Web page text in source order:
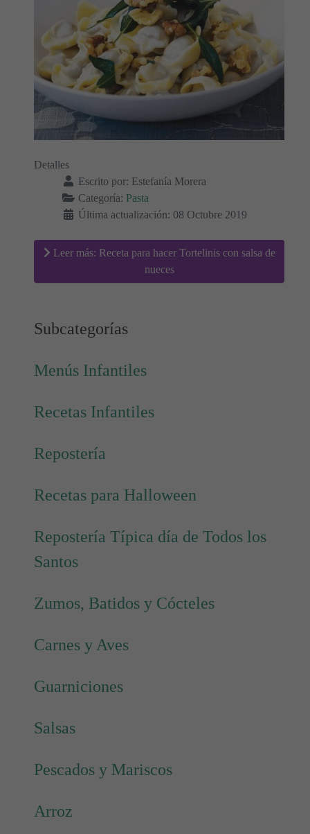
Detalles
Escrito por: Estefanía Morera
Categoría: Pasta
Última actualización: 08 Octubre 2019
Leer más: Receta para hacer Tortelinis con salsa de
nueces
Subcategorías
Menús Infantiles
Recetas Infantiles
Repostería
Recetas para Halloween
Repostería Típica día de Todos los
Santos
Zumos, Batidos y Cócteles
Carnes y Aves
Guarniciones
Salsas
Pescados y Mariscos
Arroz